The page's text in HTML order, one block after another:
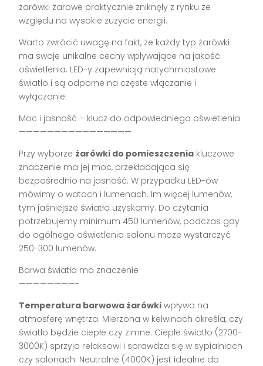
żarówki żarowe praktycznie zniknęły z rynku ze
względu na wysokie zużycie energii.
Warto zwrócić uwagę na fakt, że każdy typ żarówki
ma swoje unikalne cechy wpływające na jakość
oświetlenia. LED-y zapewniają natychmiastowe
światło i są odporne na częste włączanie i
wyłączanie.
Moc i jasność – klucz do odpowiedniego oświetlenia
————————————————
Przy wyborze żarówki do pomieszczenia kluczowe
znaczenie ma jej moc, przekładająca się
bezpośrednio na jasność. W przypadku LED-ów
mówimy o watach i lumenach. Im więcej lumenów,
tym jaśniejsze światło uzyskamy. Do czytania
potrzebujemy minimum 450 lumenów, podczas gdy
do ogólnego oświetlenia salonu może wystarczyć
250-300 lumenów.
Barwa światła ma znaczenie
————————-
Temperatura barwowa żarówki wpływa na
atmosferę wnętrza. Mierzona w kelwinach określa, czy
światło będzie ciepłe czy zimne. Ciepłe światło (2700-
3000K) sprzyja relaksowi i sprawdza się w sypialniach
czy salonach. Neutralne (4000K) jest idealne do